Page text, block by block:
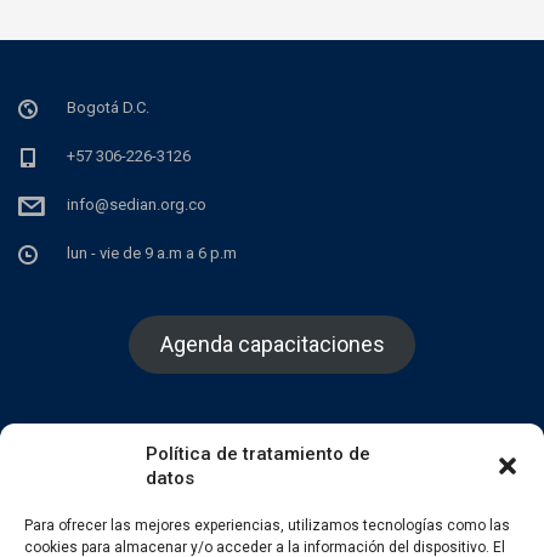
Política de tratamiento de
datos
Para ofrecer las mejores experiencias, utilizamos tecnologías como las
cookies para almacenar y/o acceder a la información del dispositivo. El
Bogotá D.C.
+57 306-226-3126
info@sedian.org.co
lun - vie de 9 a.m a 6 p.m
Agenda capacitaciones